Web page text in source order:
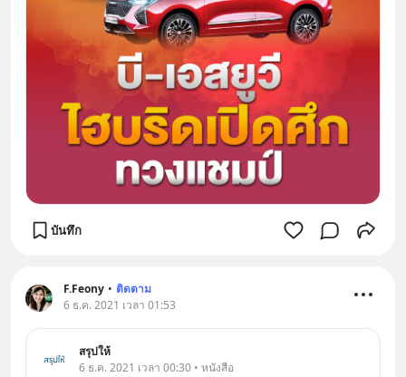
บันทึก
F.Feony • ติดตาม
6 ธ.ค. 2021 เวลา 01:53
สรุปให้
6 ธ.ค. 2021 เวลา 00:30 • หนังสือ